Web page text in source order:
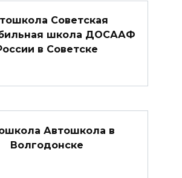
Советская
школа ДОСААФ
в Советске
Автошкола в
Волгодонске